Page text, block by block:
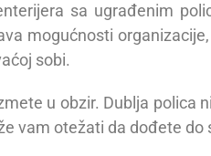
sa ugrađenim
mogućnosti
sobi.
u obzir. Dublja polica
vam otežati da dođete do